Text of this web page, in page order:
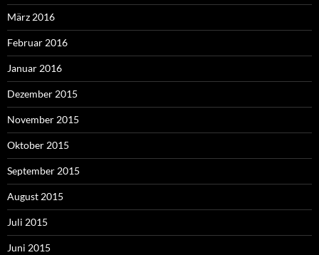
März 2016
Februar 2016
Januar 2016
Dezember 2015
November 2015
Oktober 2015
September 2015
August 2015
Juli 2015
Juni 2015